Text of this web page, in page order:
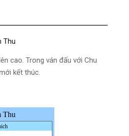
Thu
cao. Trong ván đấu với Chu
kết thúc.